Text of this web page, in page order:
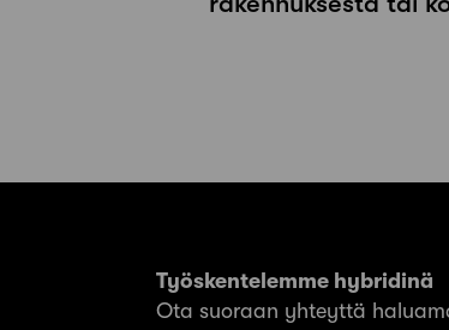
Työskentelemme hybridinä
Ota suoraan yhteyttä